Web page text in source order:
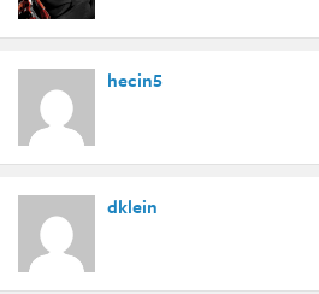
hecin5
dklein